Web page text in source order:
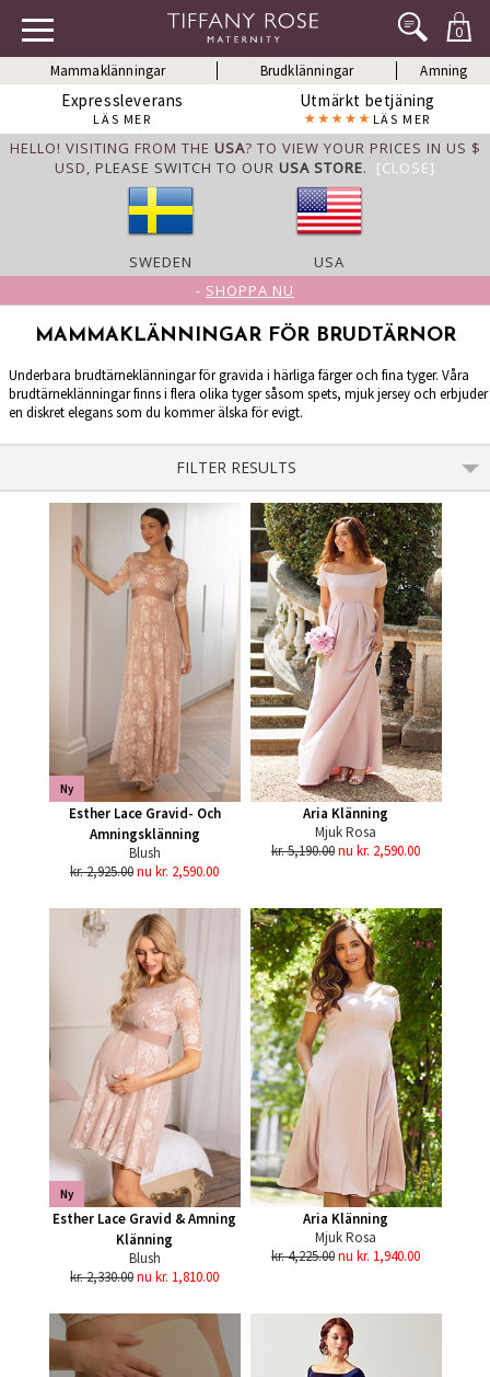
0
Mammaklänningar Brudklänningar Amning
Expressleverans
LÄS MER
Utmärkt betjäning
LÄS MER
HELLO! VISITING FROM THE USA? TO VIEW YOUR PRICES IN US $
USD, PLEASE SWITCH TO OUR USA STORE. [CLOSE]
SWEDEN
USA
- SHOPPA NU
MAMMAKLÄNNINGAR FÖR BRUDTÄRNOR
Underbara brudtärneklänningar för gravida i härliga färger och fina tyger. Våra
brudtärneklänningar finns i flera olika tyger såsom spets, mjuk jersey och erbjuder
en diskret elegans som du kommer älska för evigt.
FILTER RESULTS
Ny
Esther Lace Gravid- Och
Amningsklänning
Blush
kr. 2,925.00nu kr. 2,590.00
Aria Klänning
Mjuk Rosa
kr. 5,190.00nu kr. 2,590.00
Ny
Esther Lace Gravid & Amning
Klänning
Blush
kr. 2,330.00nu kr. 1,810.00
Aria Klänning
Mjuk Rosa
kr. 4,225.00nu kr. 1,940.00